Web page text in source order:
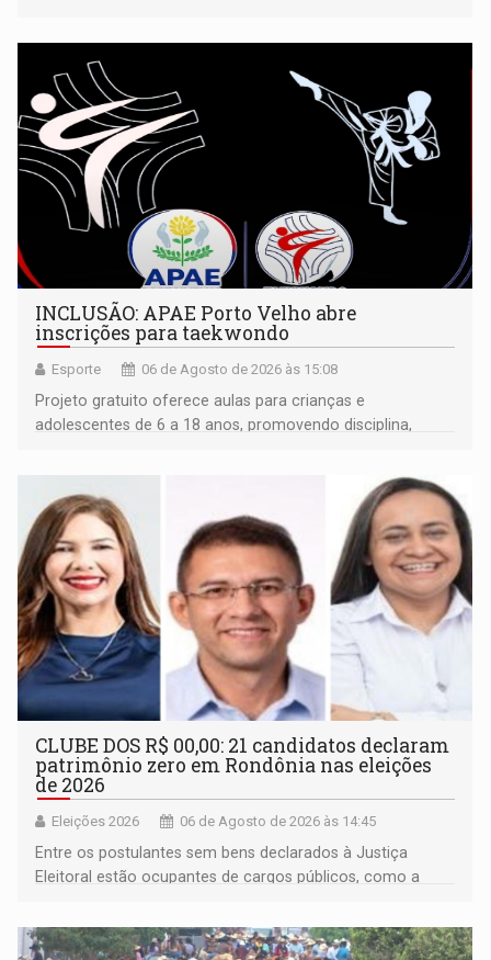
INCLUSÃO: APAE Porto Velho abre
inscrições para taekwondo
Esporte 06 de Agosto de 2026 às 15:08
Projeto gratuito oferece aulas para crianças e
adolescentes de 6 a 18 anos, promovendo disciplina,
CLUBE DOS R$ 00,00: 21 candidatos declaram
patrimônio zero em Rondônia nas eleições
de 2026
Eleições 2026 06 de Agosto de 2026 às 14:45
Entre os postulantes sem bens declarados à Justiça
Eleitoral estão ocupantes de cargos públicos, como a
Pedro Geovar (PP) e a vice-prefeita Magna dos Anjos
(NOVO)